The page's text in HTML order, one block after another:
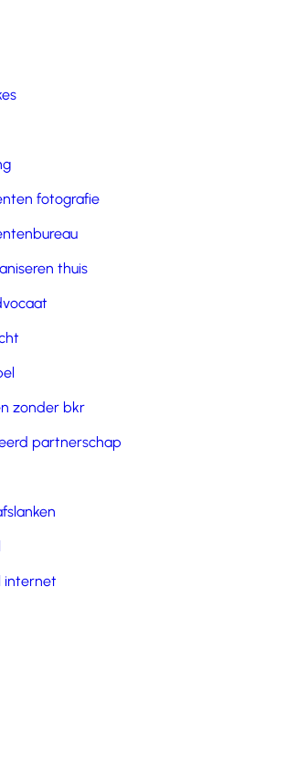
fotografie
thuis
zonder bkr
partnerschap
internet